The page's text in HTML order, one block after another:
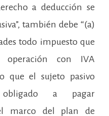
a deducción se
también debe “(a)
todo impuesto que
operación con IVA
que el sujeto pasivo
obligado a pagar
marco del plan de